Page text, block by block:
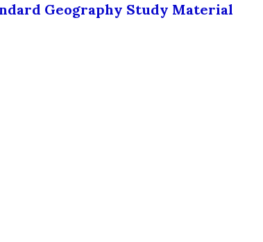
Geography Study Material